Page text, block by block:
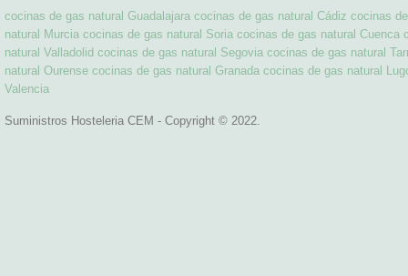
cocinas de gas natural Guadalajara cocinas de gas natural Cádiz cocinas
natural Murcia cocinas de gas natural Soria cocinas de gas natural Cuenca
natural Valladolid cocinas de gas natural Segovia cocinas de gas natural
natural Ourense cocinas de gas natural Granada cocinas de gas natural
Valencia
Suministros Hosteleria CEM - Copyright © 2022.